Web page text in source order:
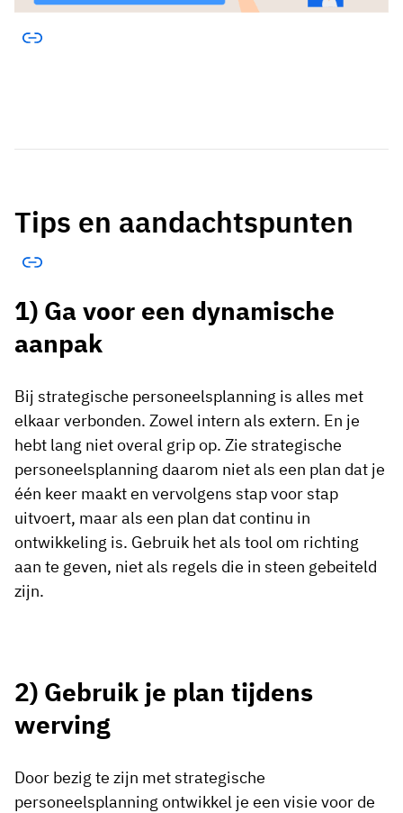
Tips en aandachtspunten
1) Ga voor een dynamische
aanpak
Bij strategische personeelsplanning is alles met
elkaar verbonden. Zowel intern als extern. En je
hebt lang niet overal grip op. Zie strategische
personeelsplanning daarom niet als een plan dat je
één keer maakt en vervolgens stap voor stap
uitvoert, maar als een plan dat continu in
ontwikkeling is. Gebruik het als tool om richting
aan te geven, niet als regels die in steen gebeiteld
zijn.
2) Gebruik je plan tijdens
werving
Door bezig te zijn met strategische
personeelsplanning ontwikkel je een visie voor de